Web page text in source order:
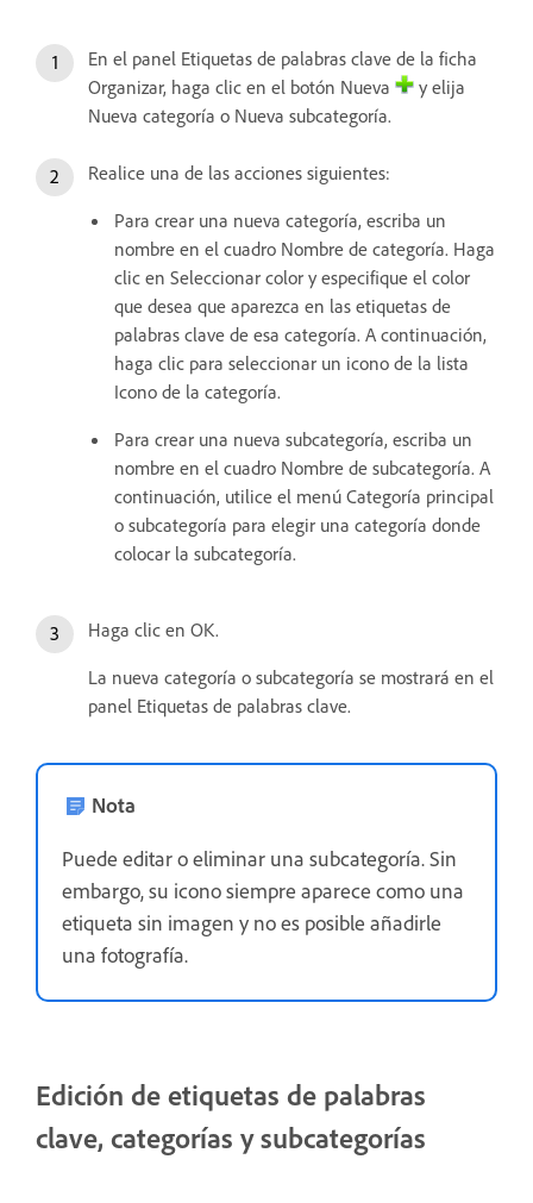
En el panel Etiquetas de palabras clave de la ficha
Organizar, haga clic en el botón Nueva
y elija
Nueva categoría o Nueva subcategoría.
Realice una de las acciones siguientes:
Para crear una nueva categoría, escriba un
nombre en el cuadro Nombre de categoría. Haga
clic en Seleccionar color y especifique el color
que desea que aparezca en las etiquetas de
palabras clave de esa categoría. A continuación,
haga clic para seleccionar un icono de la lista
Icono de la categoría.
Para crear una nueva subcategoría, escriba un
nombre en el cuadro Nombre de subcategoría. A
continuación, utilice el menú Categoría principal
o subcategoría para elegir una categoría donde
colocar la subcategoría.
Haga clic en OK.
La nueva categoría o subcategoría se mostrará en el
panel Etiquetas de palabras clave.
Nota
Puede editar o eliminar una subcategoría. Sin
embargo, su icono siempre aparece como una
etiqueta sin imagen y no es posible añadirle
una fotografía.
Edición de etiquetas de palabras
clave, categorías y subcategorías